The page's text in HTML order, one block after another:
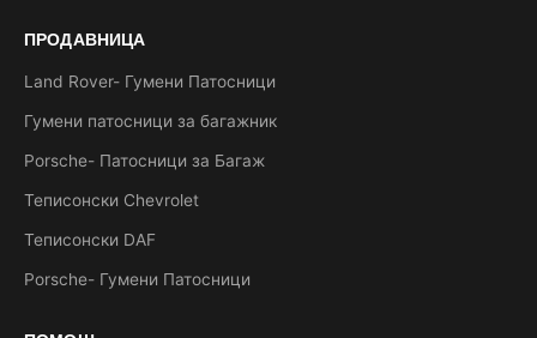
ПРОДАВНИЦА
Land Rover- Гумени Патосници
Гумени патосници за багажник
Porsche- Патосници за Багаж
Теписонски Chevrolet
Теписонски DAF
Porsche- Гумени Патосници